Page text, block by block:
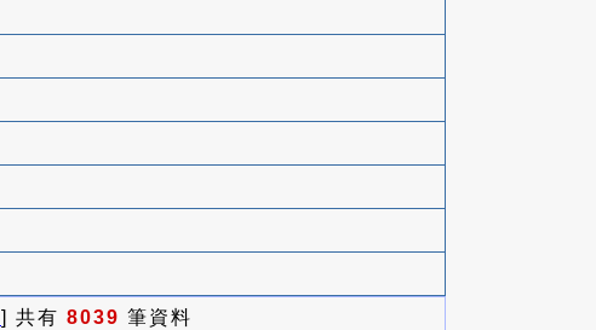
] 共有 8039 筆資料